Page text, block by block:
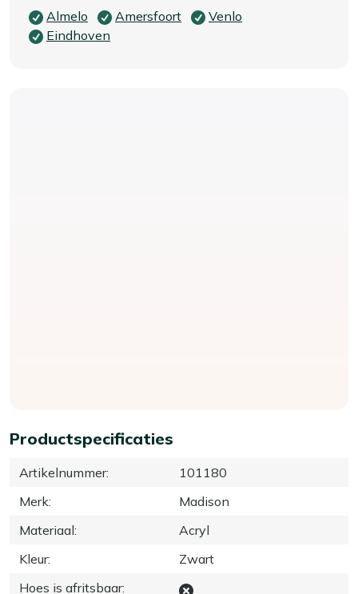
Productspecificaties
Artikelnummer:
101180
Merk:
Madison
Materiaal:
Acryl
Kleur:
Zwart
Hoes is afritsbaar:
Almelo Amersfoort
Venlo
Eindhoven